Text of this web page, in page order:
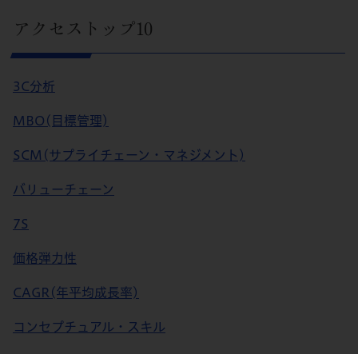
アクセストップ10
3C分析
MBO(目標管理)
SCM(サプライチェーン・マネジメント)
バリューチェーン
7S
価格弾力性
CAGR(年平均成長率)
コンセプチュアル・スキル